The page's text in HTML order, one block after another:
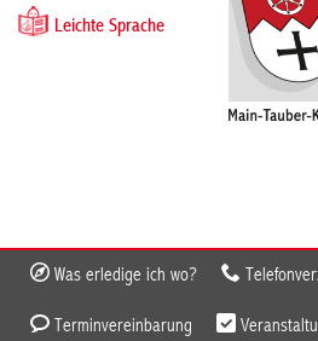
Leichte Sprache
Was erledige ich wo?
Terminvereinbarung